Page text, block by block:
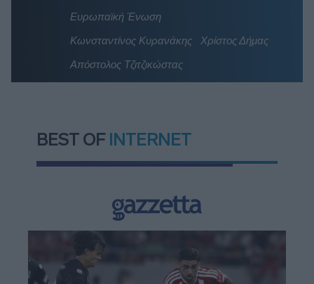
Ευρωπαϊκή Ένωση
Κωνσταντίνος Κυρανάκης
Χρίστος Δήμας
Απόστολος Τζιτζικώστας
BEST OF INTERNET